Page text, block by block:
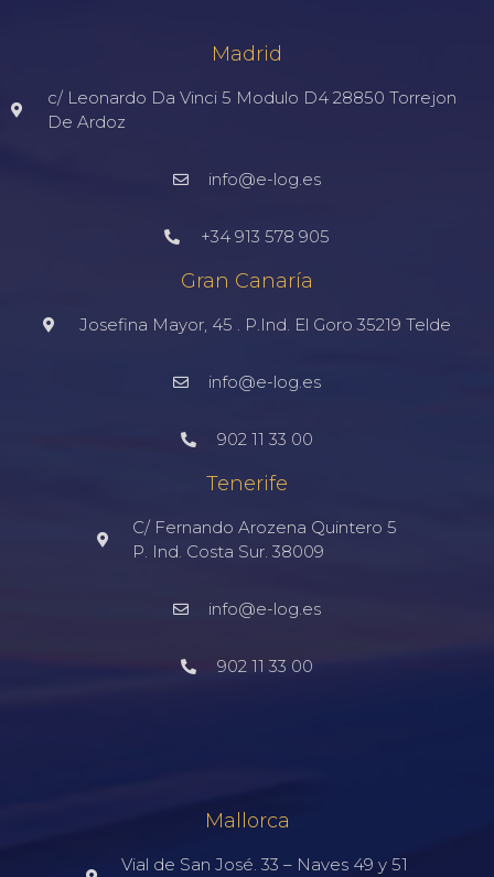
Madrid
c/ Leonardo Da Vinci 5 Modulo D4 28850 Torrejon
De Ardoz
info@e-log.es
+34 913 578 905
Gran Canaría
Josefina Mayor, 45 . P.Ind. El Goro 35219 Telde
info@e-log.es
902 11 33 00
Tenerife
C/ Fernando Arozena Quintero 5
P. Ind. Costa Sur. 38009
info@e-log.es
902 11 33 00
Mallorca
Vial de San José. 33 – Naves 49 y 51